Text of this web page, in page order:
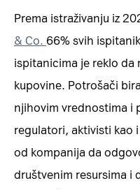
Prema istraživanju iz
& Co. 66% svih
ispitanicima je reklo da
kupovine. Potrošači
njihovim vrednostima i
regulatori, aktivisti kao
od kompanija da
društvenim resursima i